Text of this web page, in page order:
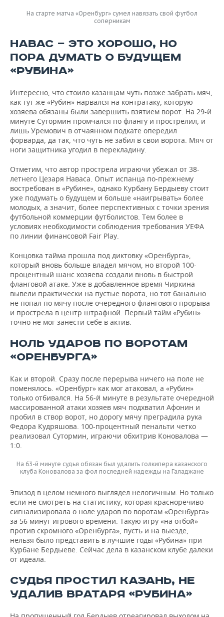
На старте матча «Оренбург» сумел навязать свой футбол
соперникам
НАВАС — ЭТО ХОРОШО, НО
ПОРА ДУМАТЬ О БУДУЩЕМ
«РУБИНА»
Интересно, что стоило казанцам чуть позже забрать мяч,
как тут же «Рубин» нарвался на контратаку, которую
хозяева обязаны были завершить взятием ворот. На 29-й
минуте Сутормин промчался по флангу и прострелил, и
лишь Уремович в отчаянном подкате опередил
форварда, да так, что чуть не забил в свои ворота. Мяч от
ноги защитника угодил в перекладину.
Отметим, что автор прострела играючи убежал от 38-
летнего Цезаря Наваса. Опыт испанца по-прежнему
востребован в «Рубине», однако Курбану Бердыеву стоит
уже подумать о будущем и больше «наигрывать» более
молодых, а значит, более перспективных с точки зрения
футбольной коммерции футболистов. Тем более в
условиях необходимости соблюдения требования УЕФА
по линии финансовой Fair Play.
Концовка тайма прошла под диктовку «Оренбурга»,
который вновь больше владел мячом, но второй 100-
процентный шанс хозяева создали вновь в быстрой
фланговой атаке. Уже в добавленное время Чиркина
вывели практически на пустые ворота, но тот банально
не попал по мячу после очередного флангового прорыва
и прострела в центр штрафной. Первый тайм «Рубин»
точно не мог занести себе в актив.
НОЛЬ УДАРОВ ПО ВОРОТАМ
«ОРЕНБУРГА»
Как и второй. Сразу после перерыва ничего на поле не
поменялось. «Оренбург» как мог атаковал, а «Рубин»
только отбивался. На 56-й минуте в результате очередной
массированной атаки хозяев мяч подхватил Афонин и
пробил в створ ворот, но дорогу мячу преградила рука
Федора Кудряшова. 100-процентный пенальти четко
реализовал Сутормин, играючи обхитрив Коновалова —
1:0.
На 63-й минуте судья обязан был удалить голкипера казанского
клуба Коновалова за фол последней надежды на Галаджане
Эпизод в целом немного выглядел нелогичным. Но только
если не смотреть на статистику, которая красноречиво
сигнализировала о ноле ударов по воротам «Оренбурга»
за 56 минут игрового времени. Такую игру «на отбой»
против скромного «Оренбурга», пусть и на выезде,
нельзя было представить в лучшие годы «Рубина» при
Курбане Бердыеве. Сейчас дела в казанском клубе далеки
от идеала.
СУДЬЯ ПРОСТИЛ КАЗАНЬ, НЕ
УДАЛИВ ВРАТАРЯ «РУБИНА»